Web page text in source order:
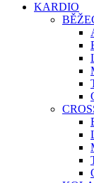
KARDIO